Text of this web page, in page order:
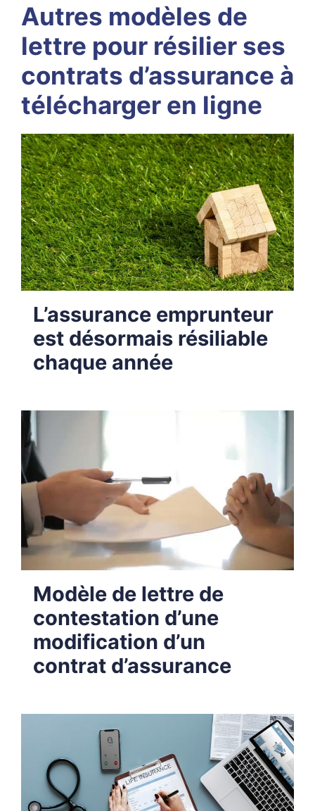
Autres modèles de
lettre pour résilier ses
contrats d’assurance à
télécharger en ligne
L’assurance emprunteur
est désormais résiliable
chaque année
Modèle de lettre de
contestation d’une
modification d’un
contrat d’assurance